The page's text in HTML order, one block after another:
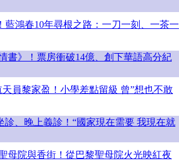
藍鴻春10年尋根之路：一刀一刻、一茶一
書》！票房衝破14億、創下華語高分紀
員黎家盈！小學差點留級 曾”想也不敢
、晚上義診！“國家現在需要 我現在就
母院與香街！從巴黎聖母院火光映紅夜